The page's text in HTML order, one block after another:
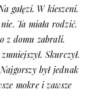
gałęzi. W kieszeni.
Ta miała rodzić.
z domu zabrali.
Skurczył.
był jednak
mokre i zawsze